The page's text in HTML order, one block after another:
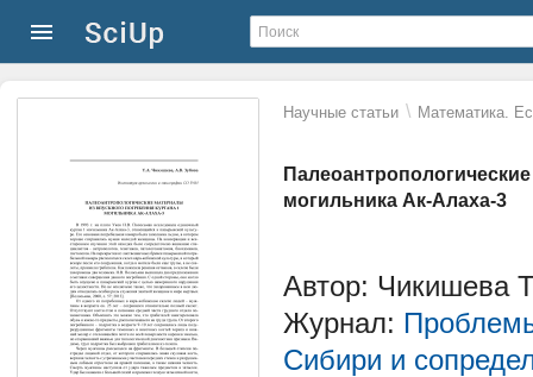
Научные статьи \ Математика.
могильника Ак-Алаха-3
Автор: Чикишева
Журнал:
Сибири и